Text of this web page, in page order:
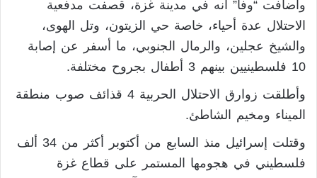
وأضافت “وفا” أنه في مدينة غزة، قصفت مدفعية
الاحتلال عدة أحياء، خاصة حي الزيتون، وتل الهوى،
والشيخ عجلين، والرمال الجنوبي، ما أسفر عن إصابة
10 فلسطينيين بينهم 3 أطفال بجروح مختلفة.
وأطلقت زوارق الاحتلال الحربية 4 قذائف صوب منطقة
الميناء ومخيم الشاطئ.
وقتلت إسرائيل منذ السابع من أكتوبر أكثر من 34 ألف
فلسطيني في هجومها المستمر على قطاع غزة